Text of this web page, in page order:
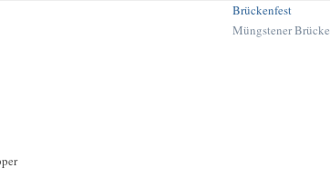
Brückenfest
Müngstener Brücke